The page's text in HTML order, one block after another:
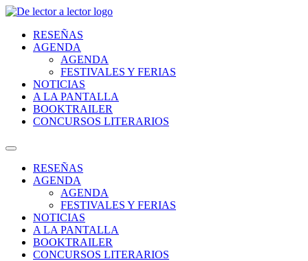
RESEÑAS
AGENDA
AGENDA
FESTIVALES Y FERIAS
NOTICIAS
A LA PANTALLA
BOOKTRAILER
CONCURSOS LITERARIOS
RESEÑAS
AGENDA
AGENDA
FESTIVALES Y FERIAS
NOTICIAS
A LA PANTALLA
BOOKTRAILER
CONCURSOS LITERARIOS